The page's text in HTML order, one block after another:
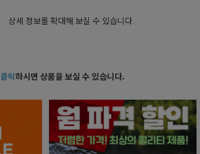
상세 정보를 확대해 보실 수 있습니다.
클릭하시면 상품을 보실 수 있습니다.